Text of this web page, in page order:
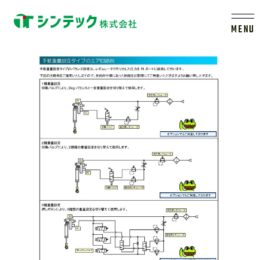
MENU
トップ
シンテックについて
製品一覧
新着情報
バランスシリンダカタログ
20211220 (2)_ページ_4